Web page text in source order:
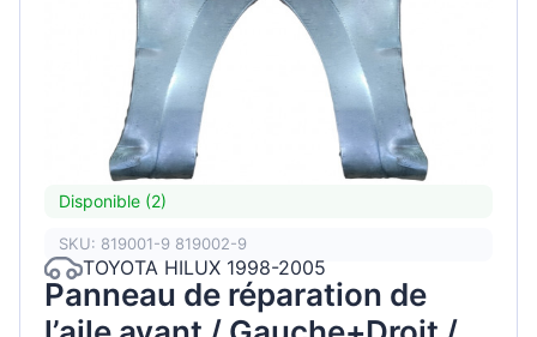
Disponible (2)
SKU: 819001-9 819002-9
TOYOTA HILUX 1998-2005
Panneau de réparation de